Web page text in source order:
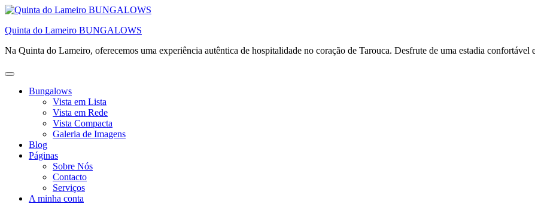
Skip
content
Quinta do Lameiro BUNGALOWS
Na Quinta do Lameiro, oferecemos uma experiência autêntica de hospitalidade no coração de Tarouca. Desfrute de uma estadia confortável
Bungalows
Vista em Lista
Vista em Rede
Vista Compacta
Galeria de Imagens
Blog
Páginas
Sobre Nós
Contacto
Serviços
A minha conta